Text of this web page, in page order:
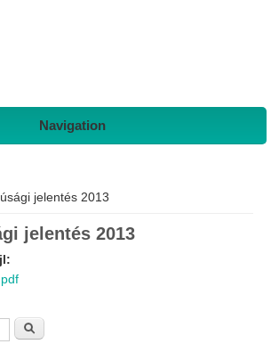
Navigation
jelentés 2013
jelentés 2013